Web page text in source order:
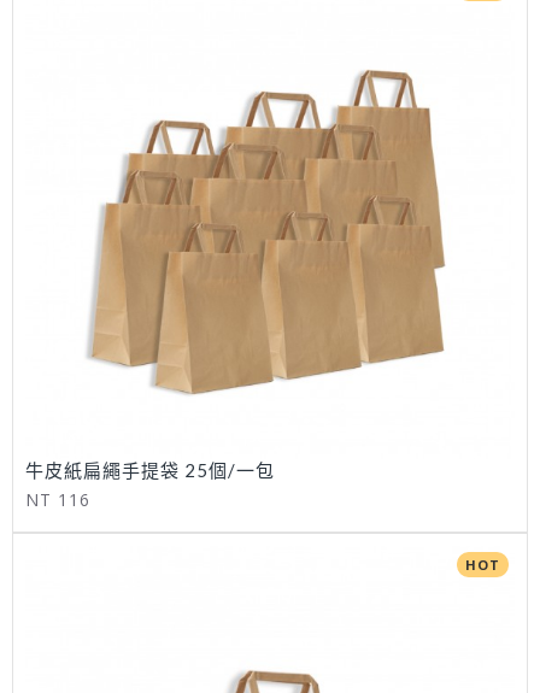
牛皮紙扁繩手提袋 25個/一包
NT 116
HOT